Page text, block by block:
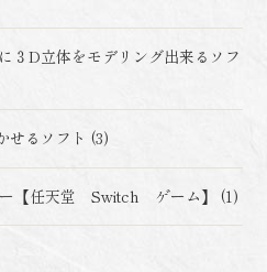
３D立体をモデリング出来るソフ
るソフト (3)
ー【任天堂 Switch ゲーム】 (1)